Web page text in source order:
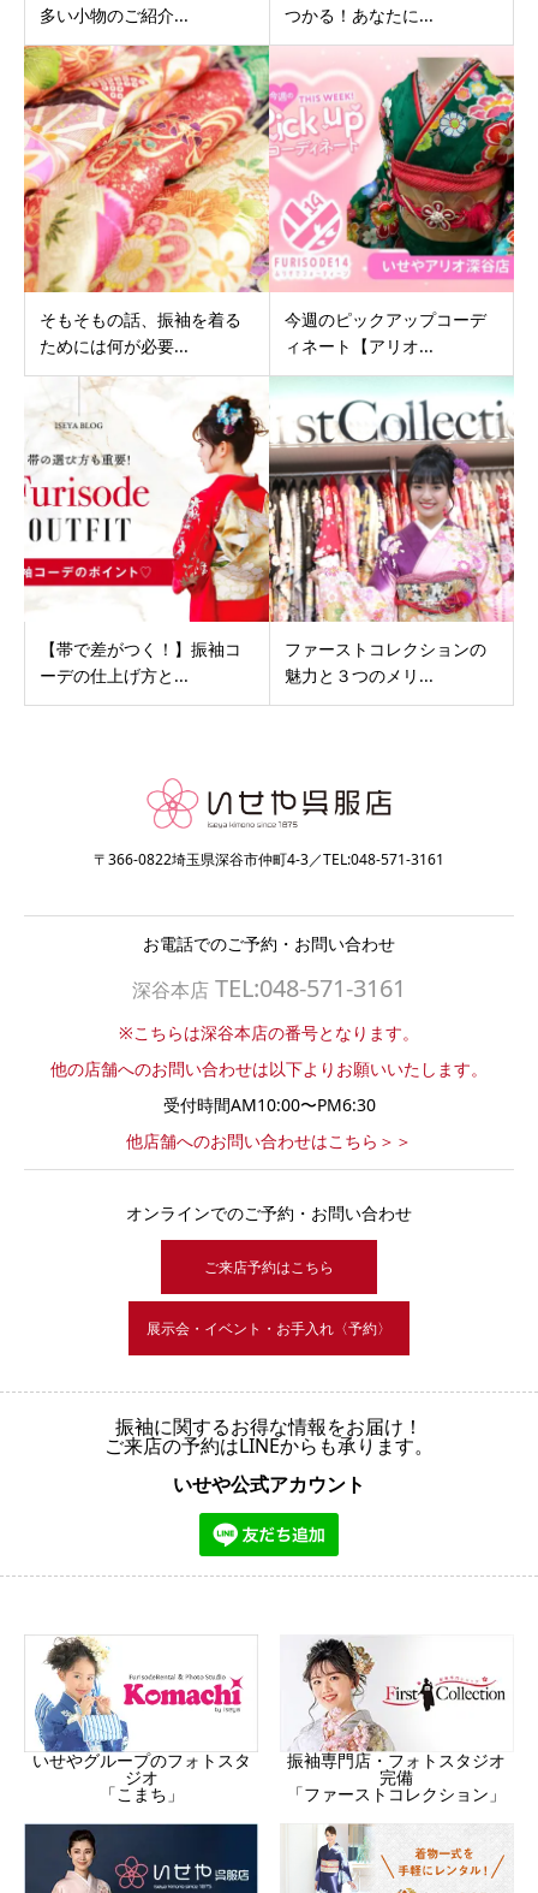
多い小物のご紹介...
つかる！あなたに...
そもそもの話、振袖を着る
ためには何が必要...
今週のピックアップコーデ
ィネート【アリオ...
【帯で差がつく！】振袖コ
ーデの仕上げ方と...
ファーストコレクションの
魅力と３つのメリ...
〒366-0822埼玉県深谷市仲町4-3／TEL:048-571-3161
お電話でのご予約・お問い合わせ
深谷本店 TEL:048-571-3161
※こちらは深谷本店の番号となります。
他の店舗へのお問い合わせは以下よりお願いいたします。
受付時間AM10:00〜PM6:30
他店舗へのお問い合わせはこちら＞＞
オンラインでのご予約・お問い合わせ
ご来店予約はこちら
展示会・イベント・お手入れ〈予約〉
振袖に関するお得な情報をお届け！
ご来店の予約はLINEからも承ります。
いせや公式アカウント
いせやグループのフォトスタ
ジオ
「こまち」
振袖専門店・フォトスタジオ
完備
「ファーストコレクション」